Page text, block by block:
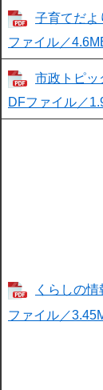
子育てだよ
ファイル／
市政トピッ
DFファイル／
くらしの
ファイル／